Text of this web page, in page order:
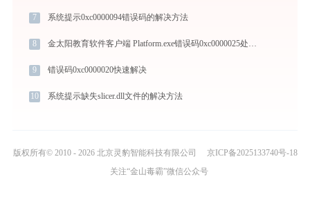
7 系统提示0xc0000094错误码的解决方法
8 金太阳教育软件客户端 Platform.exe错误码0xc0000025处理办法
9 错误码0xc0000020快速解决
10 系统提示缺失slicer.dll文件的解决方法
版权所有© 2010 - 2026 北京灵豹智能科技有限公司
京ICP备2025133740号-18
关注“金山毒霸”微信公众号